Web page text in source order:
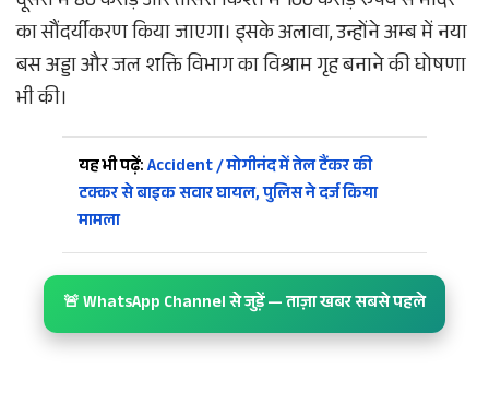
का सौंदर्यीकरण किया जाएगा। इसके अलावा, उन्होंने अम्ब में नया
बस अड्डा और जल शक्ति विभाग का विश्राम गृह बनाने की घोषणा
भी की।
यह भी पढ़ें:Accident / मोगीनंद में तेल टैंकर की
टक्कर से बाइक सवार घायल, पुलिस ने दर्ज किया
मामला
🚨 WhatsApp Channel से जुड़ें — ताज़ा खबर सबसे पहले